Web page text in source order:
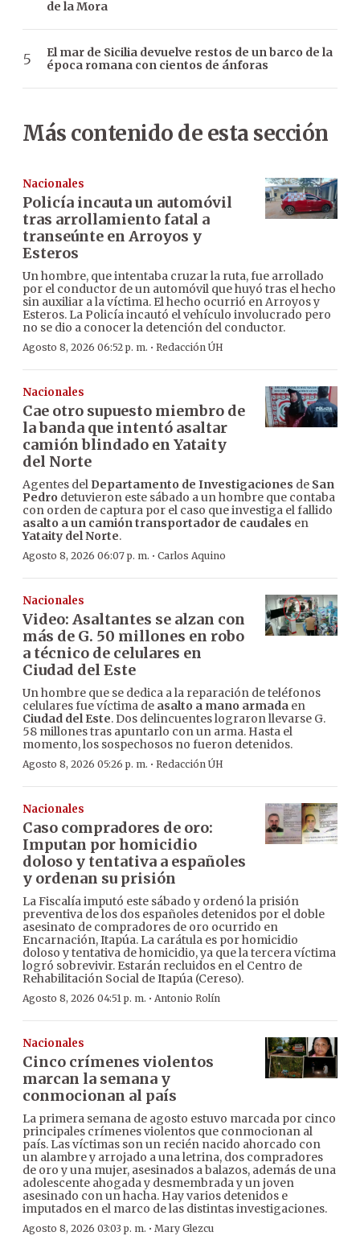
de la Mora
El mar de Sicilia devuelve restos de un barco de la
época romana con cientos de ánforas
Más contenido de esta sección
Nacionales
Policía incauta un automóvil
tras arrollamiento fatal a
transeúnte en Arroyos y
Esteros
Un hombre, que intentaba cruzar la ruta, fue arrollado
por el conductor de un automóvil que huyó tras el hecho
sin auxiliar a la víctima. El hecho ocurrió en Arroyos y
Esteros. La Policía incautó el vehículo involucrado pero
no se dio a conocer la detención del conductor.
Agosto 8, 2026 06:52 p. m. · Redacción ÚH
Nacionales
Cae otro supuesto miembro de
la banda que intentó asaltar
camión blindado en Yataity
del Norte
Agentes del Departamento de Investigaciones de San
Pedro detuvieron este sábado a un hombre que contaba
con orden de captura por el caso que investiga el fallido
asalto a un camión transportador de caudales en
Yataity del Norte.
Agosto 8, 2026 06:07 p. m. · Carlos Aquino
Nacionales
Video: Asaltantes se alzan con
más de G. 50 millones en robo
a técnico de celulares en
Ciudad del Este
Un hombre que se dedica a la reparación de teléfonos
celulares fue víctima de asalto a mano armada en
Ciudad del Este. Dos delincuentes lograron llevarse G.
58 millones tras apuntarlo con un arma. Hasta el
momento, los sospechosos no fueron detenidos.
Agosto 8, 2026 05:26 p. m. · Redacción ÚH
Nacionales
Caso compradores de oro:
Imputan por homicidio
doloso y tentativa a españoles
y ordenan su prisión
La Fiscalía imputó este sábado y ordenó la prisión
preventiva de los dos españoles detenidos por el doble
asesinato de compradores de oro ocurrido en
Encarnación, Itapúa. La carátula es por homicidio
doloso y tentativa de homicidio, ya que la tercera víctima
logró sobrevivir. Estarán recluidos en el Centro de
Rehabilitación Social de Itapúa (Cereso).
Agosto 8, 2026 04:51 p. m. · Antonio Rolín
Nacionales
Cinco crímenes violentos
marcan la semana y
conmocionan al país
La primera semana de agosto estuvo marcada por cinco
principales crímenes violentos que conmocionan al
país. Las víctimas son un recién nacido ahorcado con
un alambre y arrojado a una letrina, dos compradores
de oro y una mujer, asesinados a balazos, además de una
adolescente ahogada y desmembrada y un joven
asesinado con un hacha. Hay varios detenidos e
imputados en el marco de las distintas investigaciones.
Agosto 8, 2026 03:03 p. m. · Mary Glezcu